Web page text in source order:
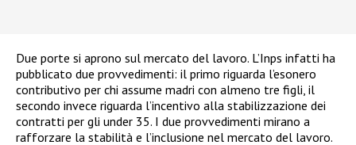
Due porte si aprono sul mercato del lavoro. L’Inps infatti ha
pubblicato due provvedimenti: il primo riguarda l’esonero
contributivo per chi assume madri con almeno tre figli, il
secondo invece riguarda l’incentivo alla stabilizzazione dei
contratti per gli under 35. I due provvedimenti mirano a
rafforzare la stabilità e l’inclusione nel mercato del lavoro.